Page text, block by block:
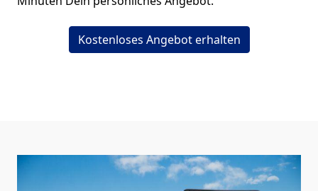
Kostenloses Angebot erhalten